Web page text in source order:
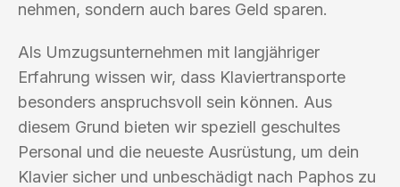
nehmen, sondern auch bares Geld sparen.
Als Umzugsunternehmen mit langjähriger
Erfahrung wissen wir, dass Klaviertransporte
besonders anspruchsvoll sein können. Aus
diesem Grund bieten wir speziell geschultes
Personal und die neueste Ausrüstung, um dein
Klavier sicher und unbeschädigt nach Paphos zu